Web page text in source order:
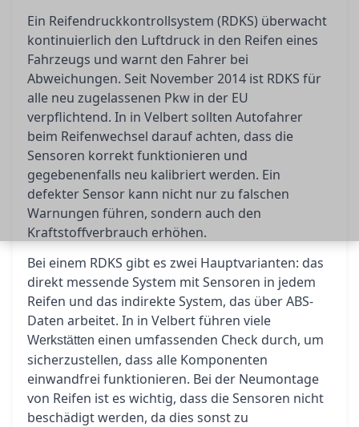
Ein Reifendruckkontrollsystem (RDKS) überwacht
kontinuierlich den Luftdruck in den Reifen eines
Fahrzeugs und warnt den Fahrer bei
Abweichungen. Seit November 2014 ist RDKS für
alle neu zugelassenen Pkw in der EU
verpflichtend. In in Velbert sollten Autofahrer
beim Reifenwechsel darauf achten, dass die
Sensoren korrekt funktionieren und
gegebenenfalls neu kalibriert werden. Ein
defekter Sensor kann nicht nur zu falschen
Warnungen führen, sondern auch den
Kraftstoffverbrauch erhöhen.
Bei einem RDKS gibt es zwei Hauptvarianten: das
direkt messende System mit Sensoren in jedem
Reifen und das indirekte System, das über ABS-
Daten arbeitet. In in Velbert führen viele
Werkstätten einen umfassenden Check durch, um
sicherzustellen, dass alle Komponenten
einwandfrei funktionieren. Bei der Neumontage
von Reifen ist es wichtig, dass die Sensoren nicht
beschädigt werden, da dies sonst zu